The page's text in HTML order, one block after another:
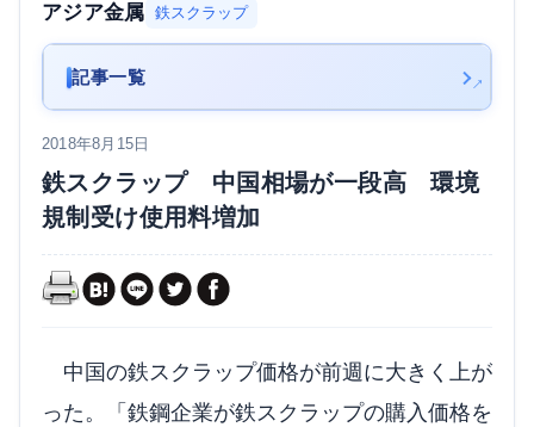
アジア金属 鉄スクラップ
記事一覧
2018年8月15日
鉄スクラップ 中国相場が一段高 環境
規制受け使用料増加
中国の鉄スクラップ価格が前週に大きく上が
った。「鉄鋼企業が鉄スクラップの購入価格を